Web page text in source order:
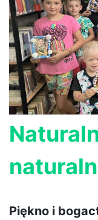
Piękno i